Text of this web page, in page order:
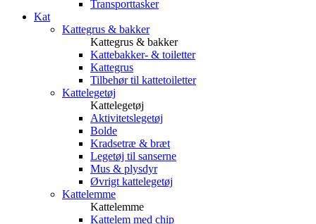
Transporttasker
Kat
Kattegrus & bakker
Kattegrus & bakker
Kattebakker- & toiletter
Kattegrus
Tilbehør til kattetoiletter
Kattelegetøj
Kattelegetøj
Aktivitetslegetøj
Bolde
Kradsetræ & bræt
Legetøj til sanserne
Mus & plysdyr
Øvrigt kattelegetøj
Kattelemme
Kattelemme
Kattelem med chip